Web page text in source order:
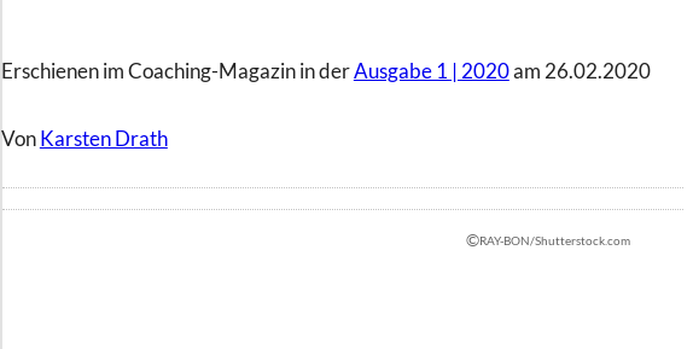
Erschienen im Coaching-Magazin in derAusgabe 1 | 2020am 26.02.2020
VonKarsten Drath
©RAY-BON/Shutterstock.com